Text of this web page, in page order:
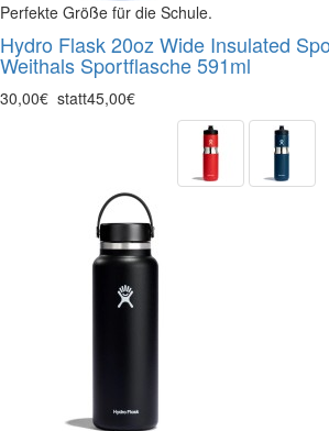
Perfekte Größe für die Schule.
Hydro Flask 20oz Wide Insulated
Weithals Sportflasche 591ml
30,00€ statt45,00€